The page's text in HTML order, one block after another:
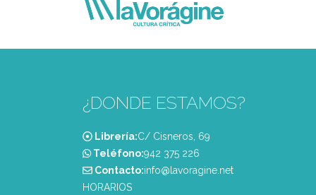
¿DONDE ESTAMOS?
Librería:C/ Cisneros, 69
Teléfono:‭942 375 226‬
Contacto:info@lavoragine.net
HORARIOS